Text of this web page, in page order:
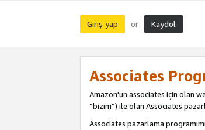
Giriş yap or Kaydol
Associates
Amazon'un associates için olan
“bizim”) ile olan Associates
Associates pazarlama